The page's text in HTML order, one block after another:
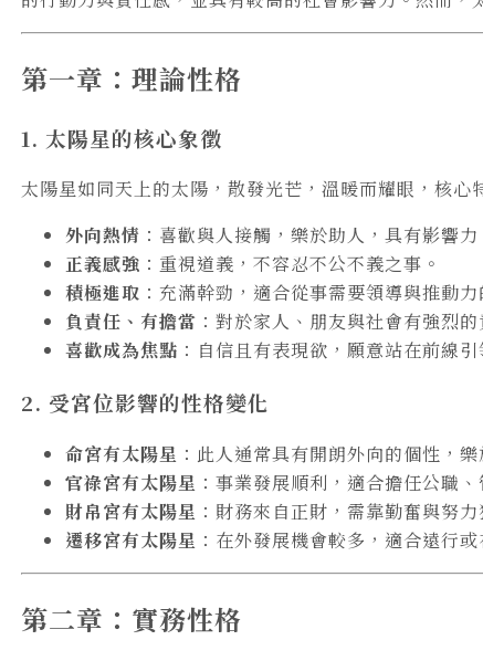
第一章：理論性格
1. 太陽星的核心象徵
太陽星如同天上的太陽，散發光芒，溫暖而耀眼，核心
外向熱情 ：喜歡與人接觸，樂於助人，具有影響力
正義感強 ：重視道義，不容忍不公不義之事。
積極進取 ：充滿幹勁，適合從事需要領導與推動力
負責任、有擔當 ：對於家人、朋友與社會有強烈的
喜歡成為焦點 ：自信且有表現欲，願意站在前線引
2. 受宮位影響的性格變化
命宮有太陽星 ：此人通常具有開朗外向的個性，
官祿宮有太陽星 ：事業發展順利，適合擔任公職
財帛宮有太陽星 ：財務來自正財，需靠勤奮與努
遷移宮有太陽星 ：在外發展機會較多，適合遠行或
第二章：實務性格